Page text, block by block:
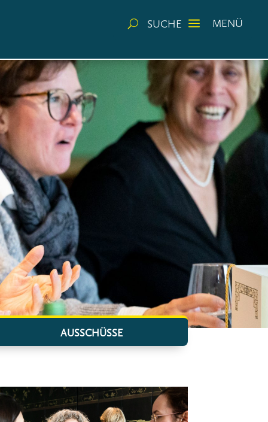
U SUCHE a MENÜ
AUSSCHÜSSE